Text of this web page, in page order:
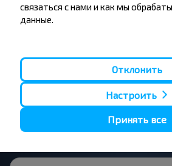
Вопрос - Ответ
связаться с нами и как мы
данные.
Отклонить
Настроить
Принять все